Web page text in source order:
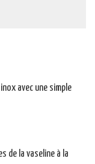
avec une simple
de la vaseline à la